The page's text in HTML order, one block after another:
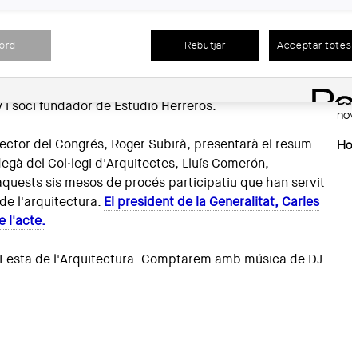
les 18 h amb la presentació a càrrec del
donarà pas a
una conferència a càrrec de Beatriz
professora a la Princeton University i
entre l'arquitectura, els usuaris i els medis;
i soci fundador de Estudio Herreros.
del Congrés, Roger Subirà, presentarà el resum
del Col·legi d'Arquitectes, Lluís Comerón,
sis mesos de procés participatiu que han servit
l'arquitectura. El president de la Generalitat, Carles
l'acte.
de l'Arquitectura. Comptarem amb música de DJ
Rebutjar Acceptar